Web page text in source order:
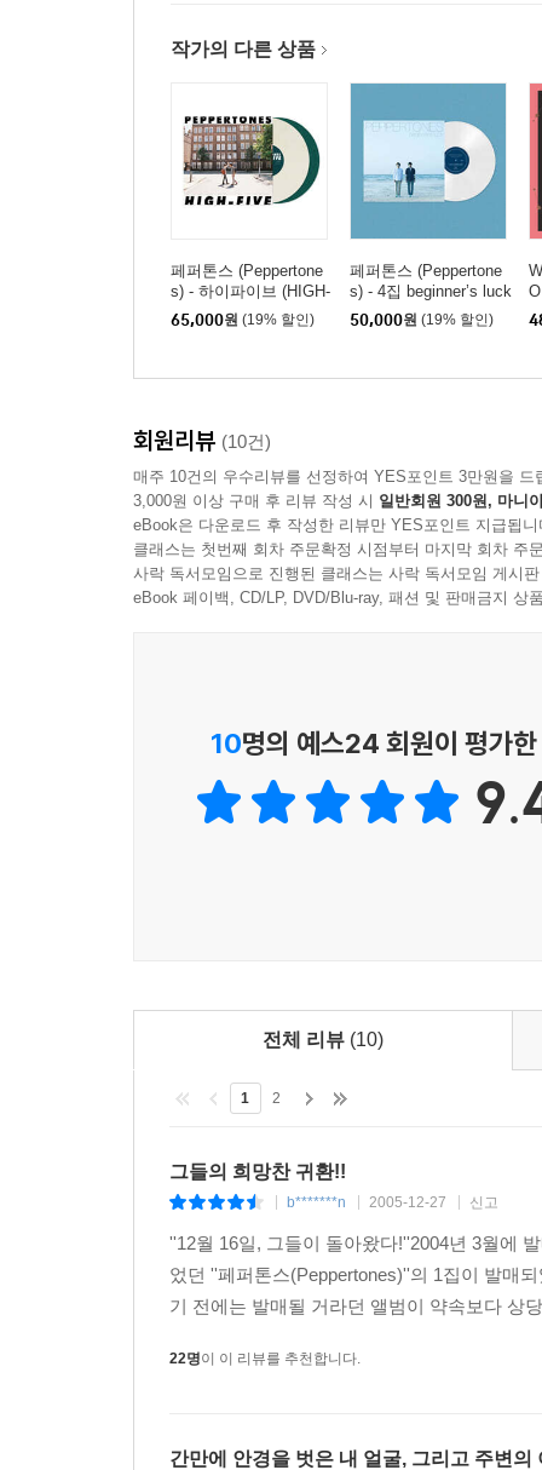
작가의 다른 상품
페퍼톤스 (Peppertone
s) - 하이파이브 (HIGH-
FIVE) [컬러 2LP]
65,000원 (19% 할인)
페퍼톤스 (Peppertone
s) - 4집 beginner’s luck
[화이트 컬러 LP]
50,000원 (19% 할인)
회원리뷰 (10건)
매주 10건의 우수리뷰를 선정하여 YES포인트 3만원을 드
3,000원 이상 구매 후 리뷰 작성 시 일반회원 300원, 마니
eBook은 다운로드 후 작성한 리뷰만 YES포인트 지급됩니
클래스는 첫번째 회차 주문확정 시점부터 마지막 회차 주
사락 독서모임으로 진행된 클래스는 사락 독서모임 게시
eBook 페이백, CD/LP, DVD/Blu-ray, 패션 및 판매금지 상
10명의 예스24 회원이 평가
전체 리뷰 (10)
1 2
그들의 희망찬 귀환!!
b*******n 2005-12-27 신고
''12월 16일, 그들이 돌아왔다!''2004년 3월에
었던 ''페퍼톤스(Peppertones)''의 1집이 발매
기 전에는 발매될 거라던 앨범이 약속보다 상
22명이 이 리뷰를 추천합니다.
간만에 안경을 벗은 내 얼굴, 그리고 주변의